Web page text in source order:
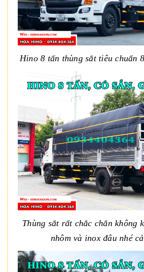
Hino 8 tấn thùng sắt tiêu chuẩn
Thùng sắt rất chắc chắn không
nhôm và inox đâu nhé